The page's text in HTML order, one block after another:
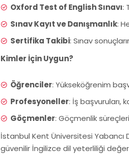
Oxford Test of English Sınavı:
Sınav Kayıt ve Danışmanlık:
Sertifika Takibi: Sınav
Kimler İçin Uygun?
Öğrenciler: Yükseköğrenim
Profesyoneller: İş başvuruları,
Göçmenler: Göçmenlik
İstanbul Kent Üniversitesi Yabancı
güvenilir İngilizce dil yeterliliği